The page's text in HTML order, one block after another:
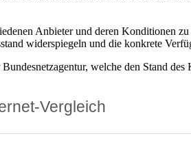
Anbieter und deren Konditionen
widerspiegeln und die konkrete
Bundesnetzagentur, welche den Stand des